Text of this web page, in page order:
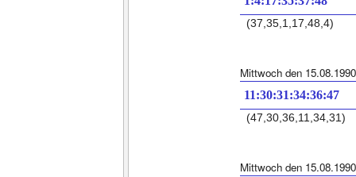
(37,35,1,17,48,4)
Mittwoch den 15.08.1990
11:30:31:34:36:47
(47,30,36,11,34,31)
Mittwoch den 15.08.1990